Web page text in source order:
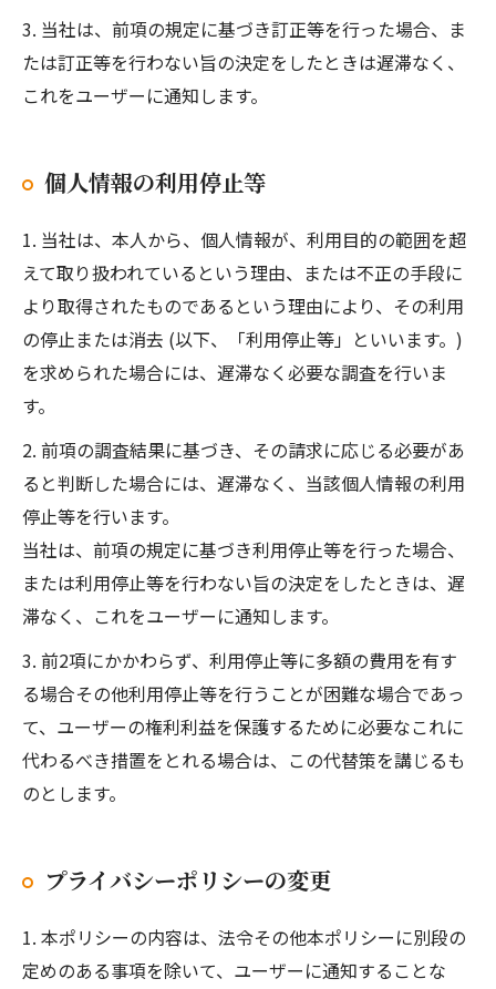
3. 当社は、前項の規定に基づき訂正等を行った場合、ま
たは訂正等を行わない旨の決定をしたときは遅滞なく、
これをユーザーに通知します。
個人情報の利用停止等
1. 当社は、本人から、個人情報が、利用目的の範囲を超
えて取り扱われているという理由、または不正の手段に
より取得されたものであるという理由により、その利用
の停止または消去 (以下、「利用停止等」といいます。)
を求められた場合には、遅滞なく必要な調査を行いま
す。
2. 前項の調査結果に基づき、その請求に応じる必要があ
ると判断した場合には、遅滞なく、当該個人情報の利用
停止等を行います。
当社は、前項の規定に基づき利用停止等を行った場合、
または利用停止等を行わない旨の決定をしたときは、遅
滞なく、これをユーザーに通知します。
3. 前2項にかかわらず、利用停止等に多額の費用を有す
る場合その他利用停止等を行うことが困難な場合であっ
て、ユーザーの権利利益を保護するために必要なこれに
代わるべき措置をとれる場合は、この代替策を講じるも
のとします。
プライバシーポリシーの変更
1. 本ポリシーの内容は、法令その他本ポリシーに別段の
定めのある事項を除いて、ユーザーに通知することな